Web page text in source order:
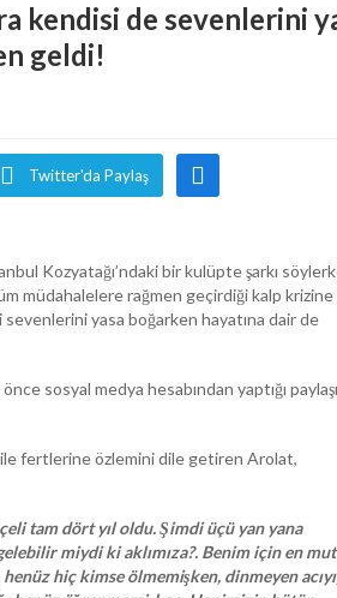
kendisi de sevenlerini
geldi!
Twitter'da Paylaş
Kozyatağı’ndaki bir kulüpte şarkı
müdahalelere rağmen geçirdiği kalp
sevenlerini yasa boğarken hayatına dair de
sosyal medya hesabından yaptığı
fertlerine özlemini dile getiren Arolat,
tam dört yıl oldu. Şimdi üçü yan yana
miydi ki aklımıza?. Benim için en
hiç kimse ölmemişken, dinmeyen